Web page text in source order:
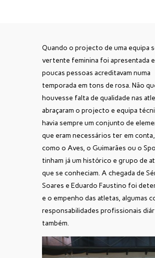
Quando o projecto de uma equipa
vertente feminina foi apresentada
poucas pessoas acreditavam numa
temporada em tons de rosa. Não
houvesse falta de qualidade nas
abraçaram o projecto e equipa
havia sempre um conjunto de
que eram necessários ter em
como o Aves, o Guimarães ou o
tinham já um histórico e grupo de
que se conheciam. A chegada de
Soares e Eduardo Faustino foi
e o empenho das atletas, algumas
responsabilidades profissionais
também.